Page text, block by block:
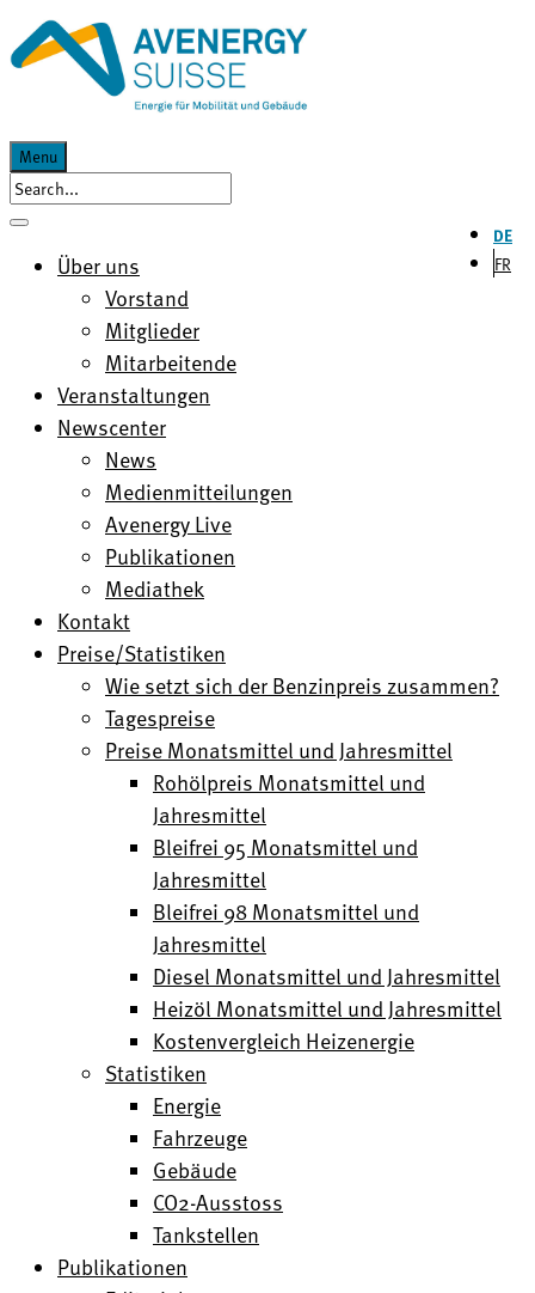
Menu
DE
FR
Über uns
Vorstand
Mitglieder
Mitarbeitende
Veranstaltungen
Newscenter
News
Medienmitteilungen
Avenergy Live
Publikationen
Mediathek
Kontakt
Preise/Statistiken
Wie setzt sich der Benzinpreis zusammen?
Tagespreise
Preise Monatsmittel und Jahresmittel
Rohölpreis Monatsmittel und
Jahresmittel
Bleifrei 95 Monatsmittel und
Jahresmittel
Bleifrei 98 Monatsmittel und
Jahresmittel
Diesel Monatsmittel und Jahresmittel
Heizöl Monatsmittel und Jahresmittel
Kostenvergleich Heizenergie
Statistiken
Energie
Fahrzeuge
Gebäude
CO2-Ausstoss
Tankstellen
Publikationen